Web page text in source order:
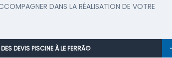
DANS LA RÉALISATION DE VOTRE
DEVIS PISCINE À LE FERRÃ©